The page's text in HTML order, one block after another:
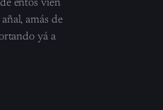
entós vien
amás de
yá a